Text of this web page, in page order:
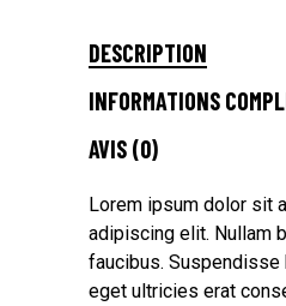
DESCRIPTION
INFORMATIONS
AVIS (0)
Lorem ipsum dolor sit
adipiscing elit. Nullam
faucibus. Suspendisse
eget ultricies erat